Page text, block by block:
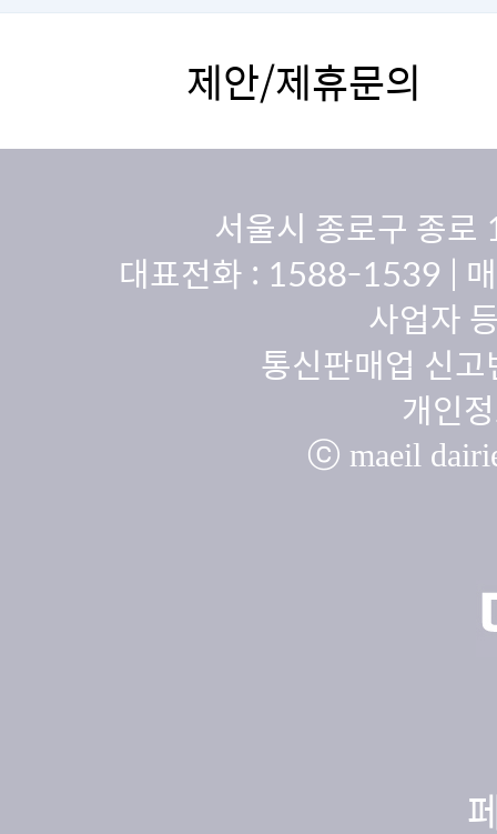
제안/제휴문의
서울시 종로구 종
대표전화 : 1588-1539 |
사업자
통신판매업 신
개인
ⓒ maeil